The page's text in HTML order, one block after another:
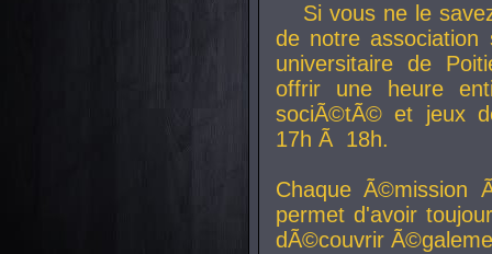
Si vous ne le
de notre
universitaire de
offrir une heure
sociÃ©tÃ© et jeux
17h Ã 18h.
Chaque Ã©mission
permet d'avoir
dÃ©couvrir